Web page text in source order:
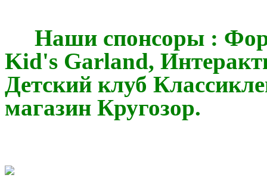
Наши спонсоры :
Kid's Garland,
Детский клуб
магазин Кругозор.